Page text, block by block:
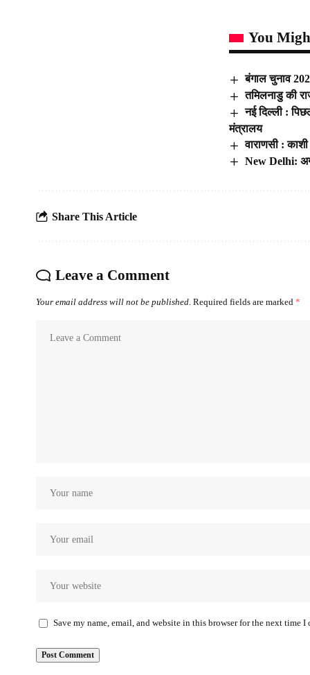
You
बंगाल चुनाव
तमिलनाडु की
नई दिल्ली :
मंत्रालय
वाराणसी :
New Delhi:
Share This Article
Leave a Comment
Your email address will not be published. Required fields are marked *
Save my name, email, and website in this browser for the next time I